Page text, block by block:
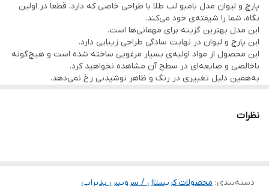
لب طلایی ثابت است به شرطی که با مواد اسیدی مانند وایتکس شست
و شو نشود.
پارچ و لیوان مدل بامبو لب طلا با طراحی خاصی که دارد، قطعا در اولین
نگاه، شما را شیفته‌ی خود می‌کند.
این مدل بهترین گزینه برای مهمانی‌ها است.
این پارچ و لیوان در نهایت سادگی طراحی زیبایی دارد.
این محصول از مواد اولیه‌ی بسیار مرغوبی ساخته شده است و هیچ‌گونه
ناخالصی و ضایعه‌ای در سطح آن مشاهده نخواهید کرد.
به‌همین دلیل تغییری در رنگ و ظاهر نوشیدنی رخ نمی‌دهد.
این کالا با کیفیت قابل‌قبول، قطعا رضایت شما را جلب خواهد کرد.
نظرات
دسته‌بندی: محصولات کریستال / سرویس پذیرایی